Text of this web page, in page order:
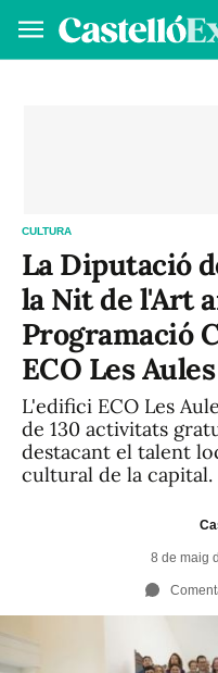
CULTURA
La Diputació
la Nit de l'Art
Programació
ECO Les Aules
L'edifici ECO Les
de 130 activitats
destacant el talent
cultural de la capital.
8 de maig